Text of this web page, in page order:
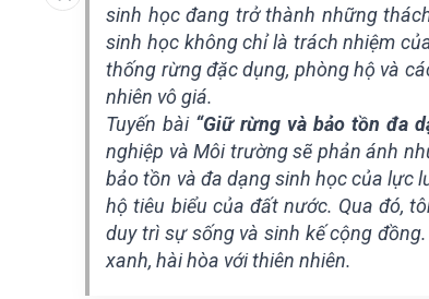
sinh học đang trở thành những
sinh học không chỉ là trách nhiệm
thống rừng đặc dụng, phòng hộ và
nhiên vô giá.
Tuyến bài “Giữ rừng và bảo tồn đa
nghiệp và Môi trường sẽ phản ánh
bảo tồn và đa dạng sinh học của lực
hộ tiêu biểu của đất nước. Qua đó,
duy trì sự sống và sinh kế cộng
xanh, hài hòa với thiên nhiên.